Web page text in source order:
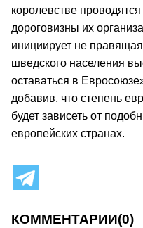
королевстве
дороговизны их
инициирует не
шведского населения
оставаться в
добавив, что степень
будет зависеть от
европейских странах.
КОММЕНТАРИИ(0)